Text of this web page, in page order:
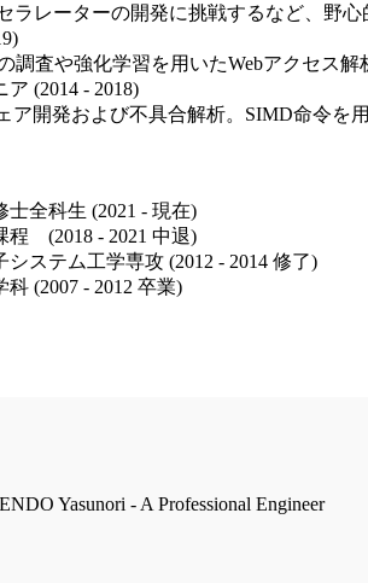
ラレーターの開発に挑戦するなど、野心
査や強化学習を用いたWebアクセス解
(2014 - 2018)
ア開発および不具合解析。SIMD命令を
士全科生 (2021 - 現在)
程 (2018 - 2021 中退)
ステム工学専攻 (2012 - 2014 修了)
科 (2007 - 2012 卒業)
Yasunori - A Professional Engineer